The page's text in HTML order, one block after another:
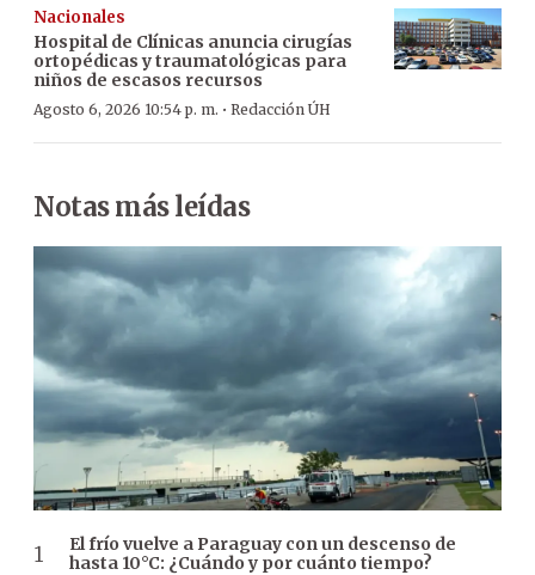
Nacionales
Hospital de Clínicas anuncia cirugías
ortopédicas y traumatológicas para
niños de escasos recursos
Agosto 6, 2026 10:54 p. m. · Redacción ÚH
Notas más leídas
El frío vuelve a Paraguay con un descenso de
hasta 10°C: ¿Cuándo y por cuánto tiempo?